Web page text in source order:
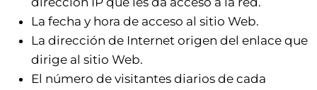
La fecha y hora de acceso al sitio Web.
La dirección de Internet origen del enlace que
dirige al sitio Web.
El número de visitantes diarios de cada